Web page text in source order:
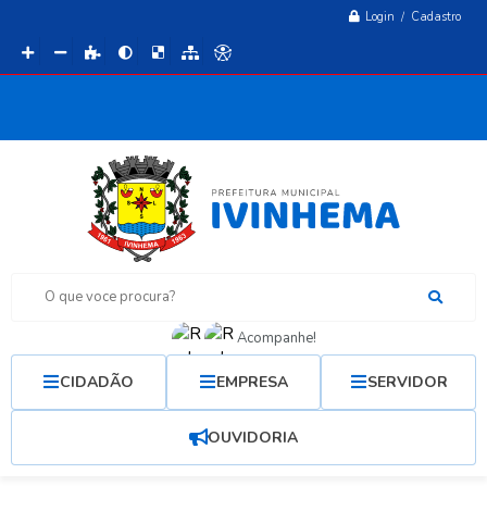
Login / Cadastro
O que voce procura?
Acompanhe!
CIDADÃO EMPRESA SERVIDOR
OUVIDORIA